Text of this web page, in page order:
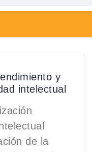
y
intelectual
de la